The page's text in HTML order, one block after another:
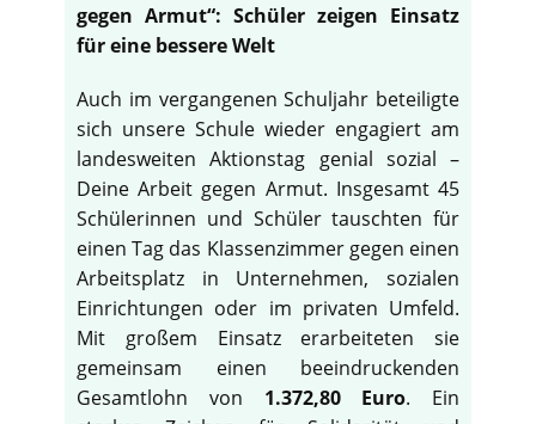
gegen Armut“: Schüler zeigen Einsatz
für eine bessere Welt
Auch im vergangenen Schuljahr beteiligte
sich unsere Schule wieder engagiert am
landesweiten Aktionstag genial sozial –
Deine Arbeit gegen Armut. Insgesamt 45
Schülerinnen und Schüler tauschten für
einen Tag das Klassenzimmer gegen einen
Arbeitsplatz in Unternehmen, sozialen
Einrichtungen oder im privaten Umfeld.
Mit großem Einsatz erarbeiteten sie
gemeinsam einen beeindruckenden
Gesamtlohn von 1.372,80 Euro. Ein